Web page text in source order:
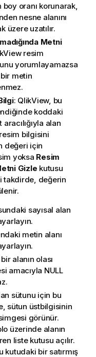
boy oranı korunarak,
nesne alanını
üzere uzatılır.
Metni
resim
yorumlayamazsa
metin
: QlikView, bu
koddaki
alan
bilgisini
değeri için
yoksa Resim
Gizle kutusu
takdirde, değerin
sayısal alan
metin alanı
alanın olası
amacıyla NULL
sütunu için bu
sütun üstbilgisinin
görünür.
üzerinde alanın
liste kutusu açılır.
kutudaki bir satırmış